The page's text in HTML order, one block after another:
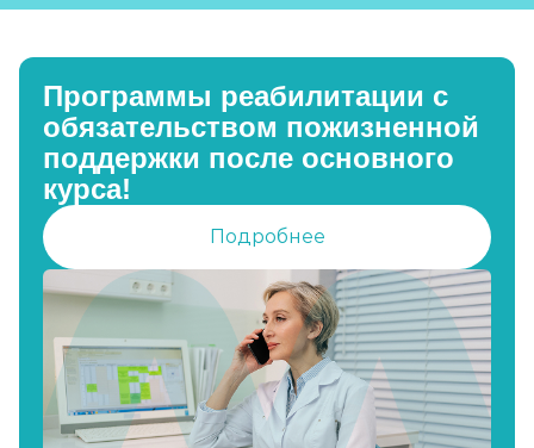
Программы реабилитации с
обязательством пожизненной
поддержки после основного
курса!
Подробнее